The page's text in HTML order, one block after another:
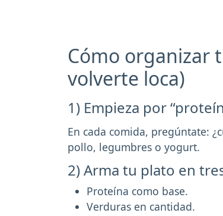
Cómo organizar
volverte loca)
1) Empieza por
En cada comida, pregúntate:
pollo, legumbres o yogurt.
2) Arma tu plato en
Proteína como base.
Verduras en cantidad.